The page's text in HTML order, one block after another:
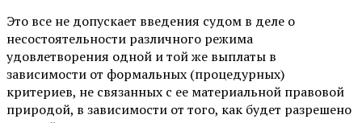
Это все не допускает введения судом в деле о
несостоятельности различного режима
удовлетворения одной и той же выплаты в
зависимости от формальных (процедурных)
критериев, не связанных с ее материальной правовой
природой, в зависимости от того, как будет разрешено